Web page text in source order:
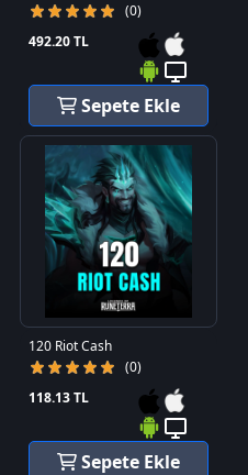
(0)
492.20 TL
Sepete Ekle
120 Riot Cash
(0)
118.13 TL
Sepete Ekle